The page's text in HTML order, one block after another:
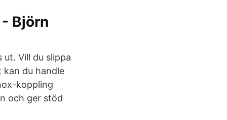
Björn
Vill du slippa
kan du handle
koppling
och ger stöd